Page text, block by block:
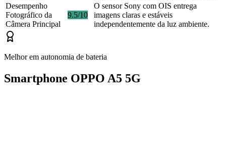
Desempenho
Fotográfico da
Câmera Principal
9.5/10
O sensor Sony com OIS entrega
imagens claras e estáveis
independentemente da luz ambiente.
Melhor em autonomia de bateria
Smartphone OPPO A5 5G